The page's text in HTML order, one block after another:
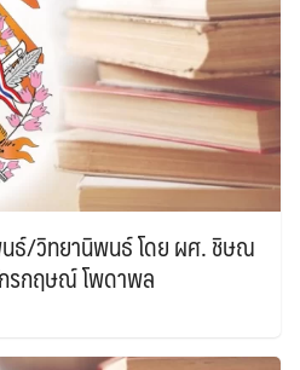
ธ์/วิทยานิพนธ์ โดย ผศ. ชิษณ
รกฤษณ์ โพดาพล